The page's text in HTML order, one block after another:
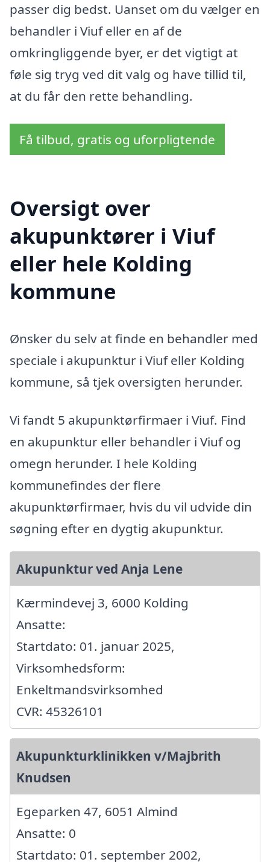
passer dig bedst. Uanset om du vælger en
behandler i Viuf eller en af de
omkringliggende byer, er det vigtigt at
føle sig tryg ved dit valg og have tillid til,
at du får den rette behandling.
Få tilbud, gratis og uforpligtende
Oversigt over
akupunktører i Viuf
eller hele Kolding
kommune
Ønsker du selv at finde en behandler med
speciale i akupunktur i Viuf eller Kolding
kommune, så tjek oversigten herunder.
Vi fandt 5 akupunktørfirmaer i Viuf. Find
en akupunktur eller behandler i Viuf og
omegn herunder. I hele Kolding
kommunefindes der flere
akupunktørfirmaer, hvis du vil udvide din
søgning efter en dygtig akupunktur.
Akupunktur ved Anja Lene
Kærmindevej 3, 6000 Kolding
Ansatte:
Startdato: 01. januar 2025,
Virksomhedsform:
Enkeltmandsvirksomhed
CVR: 45326101
Akupunkturklinikken v/Majbrith
Knudsen
Egeparken 47, 6051 Almind
Ansatte: 0
Startdato: 01. september 2002,